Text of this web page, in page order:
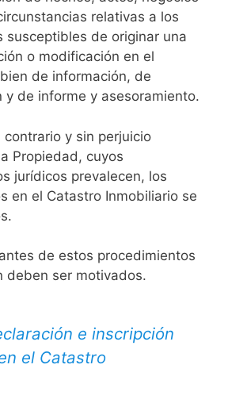
relativas a los
susceptibles de originar una
o modificación en el
de información, de
y de informe y asesoramiento.
contrario y sin perjuicio
Propiedad, cuyos
jurídicos prevalecen, los
en el Catastro Inmobiliario se
de estos procedimientos
deben ser motivados.
e inscripción
el Catastro